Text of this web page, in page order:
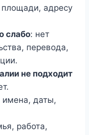
площади, адресу
слабо: нет
перевода,
не подходит
имена, даты,
работа,